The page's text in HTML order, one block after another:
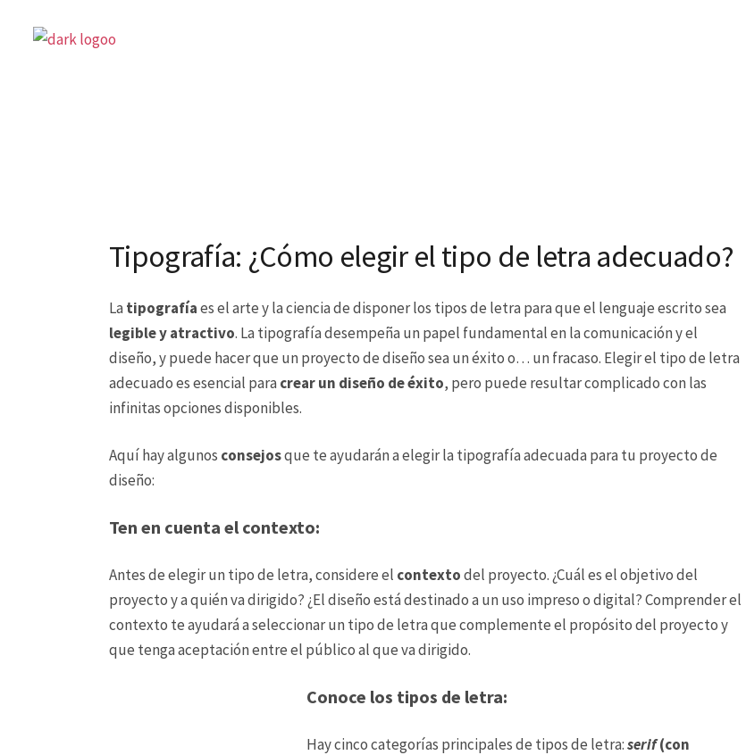
Tipografía: ¿Cómo elegir el tipo de letra adecuado?
La tipografíaes el arte y la ciencia de disponer los tipos de letra para que el lenguaje escrito sea
legible y atractivo. La tipografía desempeña un papel fundamental en la comunicación y el
diseño, y puede hacer que un proyecto de diseño sea un éxito o… un fracaso. Elegir el tipo de letra
adecuado es esencial para crear un diseño de éxito, pero puede resultar complicado con las
infinitas opciones disponibles.
Aquí hay algunos consejosque te ayudarán a elegir la tipografía adecuada para tu proyecto de
diseño:
Ten en cuenta el contexto:
Antes de elegir un tipo de letra, considere el contextodel proyecto. ¿Cuál es el objetivo del
proyecto y a quién va dirigido? ¿El diseño está destinado a un uso impreso o digital? Comprender el
contexto te ayudará a seleccionar un tipo de letra que complemente el propósito del proyecto y
que tenga aceptación entre el público al que va dirigido.
Conoce los tipos de letra:
Hay cinco categorías principales de tipos de letra:serif(con